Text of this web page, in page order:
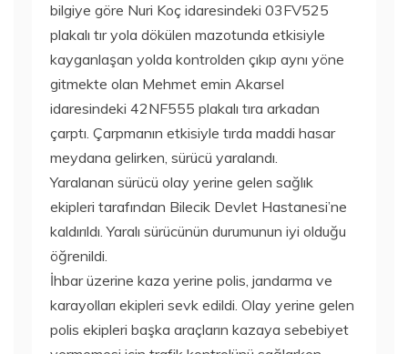
bilgiye göre Nuri Koç idaresindeki 03FV525
plakalı tır yola dökülen mazotunda etkisiyle
kayganlaşan yolda kontrolden çıkıp aynı yöne
gitmekte olan Mehmet emin Akarsel
idaresindeki 42NF555 plakalı tıra arkadan
çarptı. Çarpmanın etkisiyle tırda maddi hasar
meydana gelirken, sürücü yaralandı.
Yaralanan sürücü olay yerine gelen sağlık
ekipleri tarafından Bilecik Devlet Hastanesi’ne
kaldırıldı. Yaralı sürücünün durumunun iyi olduğu
öğrenildi.
İhbar üzerine kaza yerine polis, jandarma ve
karayolları ekipleri sevk edildi. Olay yerine gelen
polis ekipleri başka araçların kazaya sebebiyet